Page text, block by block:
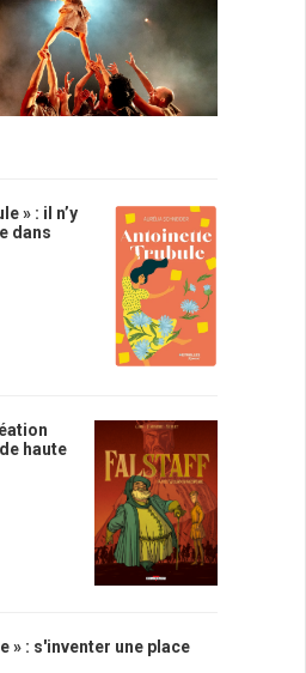
» : il n’y
dans
haute
» : s'inventer une place